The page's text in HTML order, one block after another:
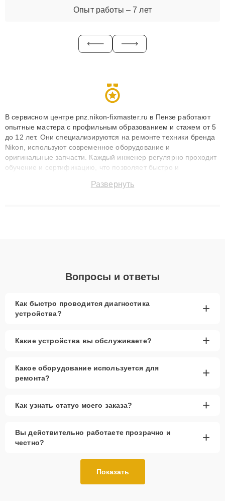
Опыт работы – 7 лет
В сервисном центре pnz.nikon-fixmaster.ru в Пензе работают
опытные мастера с профильным образованием и стажем от 5
до 12 лет. Они специализируются на ремонте техники бренда
Nikon, используют современное оборудование и
оригинальные запчасти. Каждый инженер регулярно проходит
обучение и сертификацию, что позволяет быстро и
сохранением гарантии до 3 лет. Наши мастера решают
Развернуть
Вопросы и ответы
Как быстро проводится диагностика
устройства?
+
Какие устройства вы обслуживаете? +
Какое оборудование используется для
ремонта?
+
Как узнать статус моего заказа? +
Вы действительно работаете прозрачно и
честно?
+
Показать